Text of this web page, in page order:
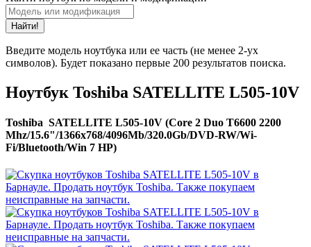
Найти!
Введите модель ноутбука или ее часть (не менее 2-ух
символов). Будет показано первые 200 результатов поиска.
Ноутбук Toshiba SATELLITE L505-10V
Toshiba SATELLITE L505-10V (Core 2 Duo T6600 2200
Mhz/15.6"/1366x768/4096Mb/320.0Gb/DVD-RW/Wi-
Fi/Bluetooth/Win 7 HP)